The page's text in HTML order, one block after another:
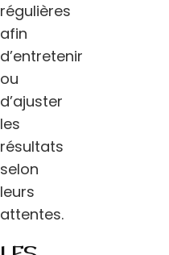
régulières
afin
d’entretenir
ou
d’ajuster
les
résultats
selon
leurs
attentes.